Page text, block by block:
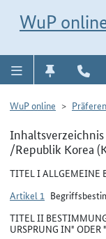
WuP
WuP online
/Republik Korea
TITEL I ALLGEMEINE
Artikel 1
TITEL II
URSPRUNG IN" ODER